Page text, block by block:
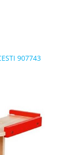
907743